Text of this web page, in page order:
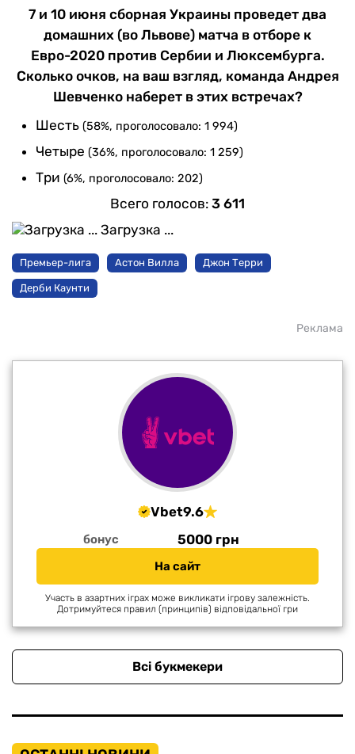
7 и 10 июня сборная Украины проведет два
домашних (во Львове) матча в отборе к
Евро-2020 против Сербии и Люксембурга.
Сколько очков, на ваш взгляд, команда Андрея
Шевченко наберет в этих встречах?
Шесть (58%, проголосовало: 1 994)
Четыре (36%, проголосовало: 1 259)
Три (6%, проголосовало: 202)
Всего голосов: 3 611
Загрузка ...
Премьер-лига Астон Вилла Джон Терри
Дерби Каунти
Реклама
Vbet9.6
бонус 5000 грн
На сайт
Участь в азартних іграх може викликати ігрову залежність.
Дотримуйтеся правил (принципів) відповідальної гри
Всі букмекери